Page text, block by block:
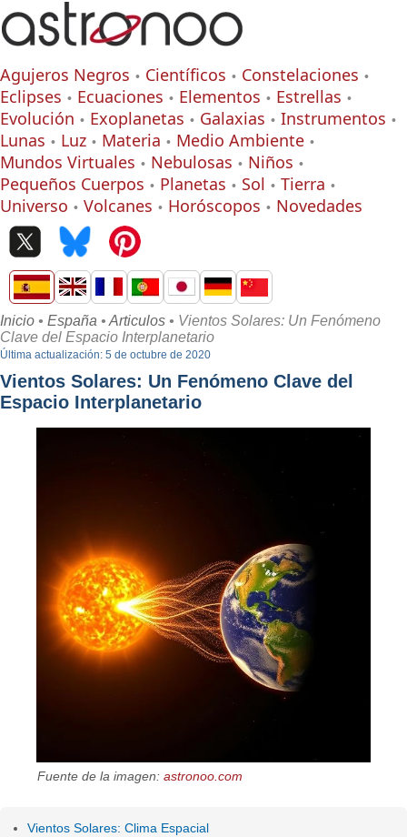
Agujeros Negros Científicos
Constelaciones
Eclipses
Ecuaciones Elementos
Estrellas
Evolución
Exoplanetas Galaxias
Instrumentos
Lunas
Luz Materia
Medio Ambiente
Mundos Virtuales
Nebulosas
Niños
Pequeños Cuerpos
Planetas Sol
Tierra
Universo
Volcanes Horóscopos Novedades
Inicio • España • Articulos • Vientos Solares: Un Fenómeno
Clave del Espacio Interplanetario
Última actualización: 5 de octubre de 2020
Vientos Solares: Un Fenómeno Clave del
Espacio Interplanetario
Fuente de la imagen:astronoo.com
Vientos Solares: Clima Espacial